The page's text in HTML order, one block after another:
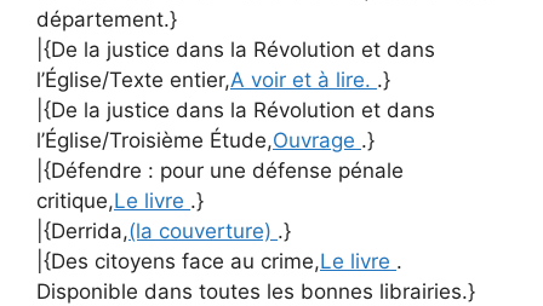
département.}
|{De la justice dans la Révolution et dans
l’Église/Texte entier,A voir et à lire. .}
|{De la justice dans la Révolution et dans
l’Église/Troisième Étude,Ouvrage .}
|{Défendre : pour une défense pénale
critique,Le livre .}
|{Derrida,(la couverture) .}
|{Des citoyens face au crime,Le livre .
Disponible dans toutes les bonnes librairies.}